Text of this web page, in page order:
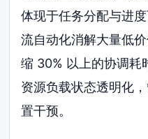
体现于任务分配与进
流自动化消解大量低
缩 30% 以上的协调耗
资源负载状态透明化
置干预。